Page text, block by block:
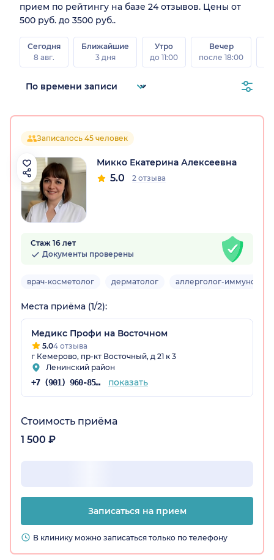
прием по рейтингу на базе 24 отзывов. Цены от
500 руб. до 3500 руб..
Сегодня
8 авг.
Ближайшие
3 дня
Утро
до 11:00
Вечер
после 18:00
Записалось 45 человек
Микко Екатерина Алексеевна
5.0 2 отзыва
Стаж 16 лет
Документы проверены
врач-косметолог дерматолог аллерголог-иммунолог
Места приёма (1/2):
Медикс Профи на Восточном
5.04 отзыва
г Кемерово, пр-кт Восточный, д 21 к 3
Ленинский район
+7 (901) 960-85-26 показать
Стоимость приёма
1 500 ₽
Записаться на прием
В клинику можно записаться только по телефону